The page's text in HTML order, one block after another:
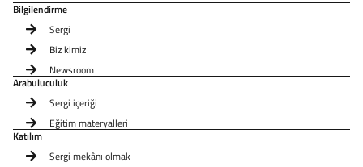
Bilgilendirme
Sergi
Biz kimiz
Newsroom
Arabuluculuk
Sergi içeriği
Eğitim materyalleri
Katılım
Sergi mekânı olmak